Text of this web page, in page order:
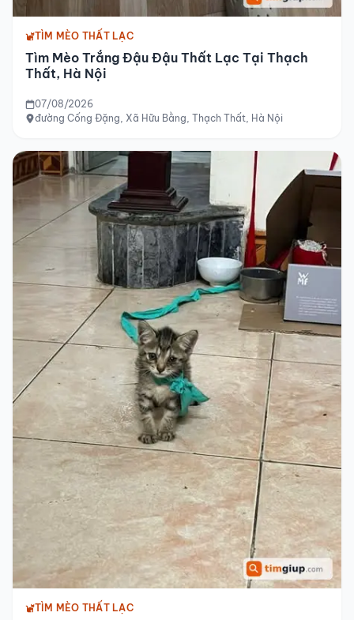
TÌM MÈO THẤT LẠC
Tìm Mèo Trắng Đậu Đậu Thất Lạc Tại Thạch
Thất, Hà Nội
07/08/2026
đường Cống Đặng, Xã Hữu Bằng, Thạch Thất, Hà Nội
TÌM MÈO THẤT LẠC